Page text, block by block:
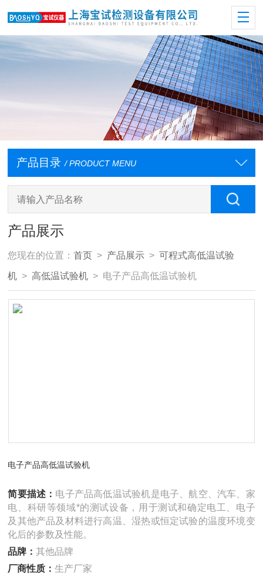
产品目录 / PRODUCT MENU
产品展示
您现在的位置：首页 > 产品展示 >可程式高低温试验
机 >高低温试验机 > 电子产品高低温试验机
电子产品高低温试验机
简要描述： 电子产品高低温试验机是电子、航空、汽车、家
电、科研等领域*的测试设备，用于测试和确定电工、电子
及其他产品及材料进行高温、湿热或恒定试验的温度环境变
化后的参数及性能。
品牌：其他品牌
厂商性质：生产厂家